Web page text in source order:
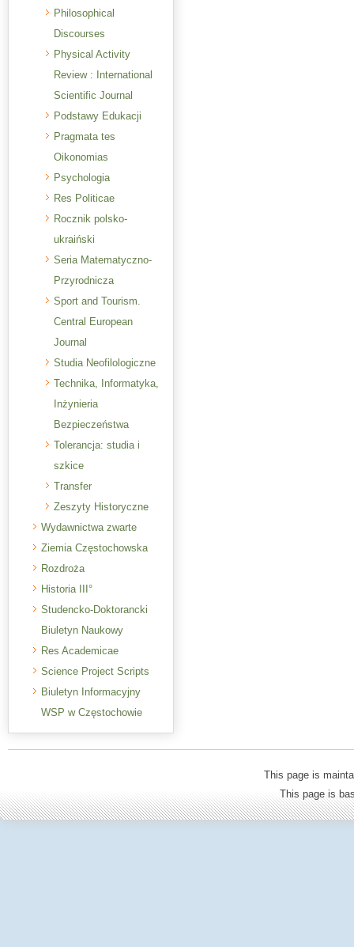
Philosophical
Discourses
Physical Activity
Review : International
Scientific Journal
Podstawy Edukacji
Pragmata tes
Oikonomias
Psychologia
Res Politicae
Rocznik polsko-
ukraiński
Seria Matematyczno-
Przyrodnicza
Sport and Tourism.
Central European
Journal
Studia Neofilologiczne
Technika, Informatyka,
Inżynieria
Bezpieczeństwa
Tolerancja: studia i
szkice
Transfer
Zeszyty Historyczne
Wydawnictwa zwarte
Ziemia Częstochowska
Rozdroża
Historia III°
Studencko-Doktorancki
Biuletyn Naukowy
Res Academicae
Science Project Scripts
Biuletyn Informacyjny
WSP w Częstochowie
This page is
This page is